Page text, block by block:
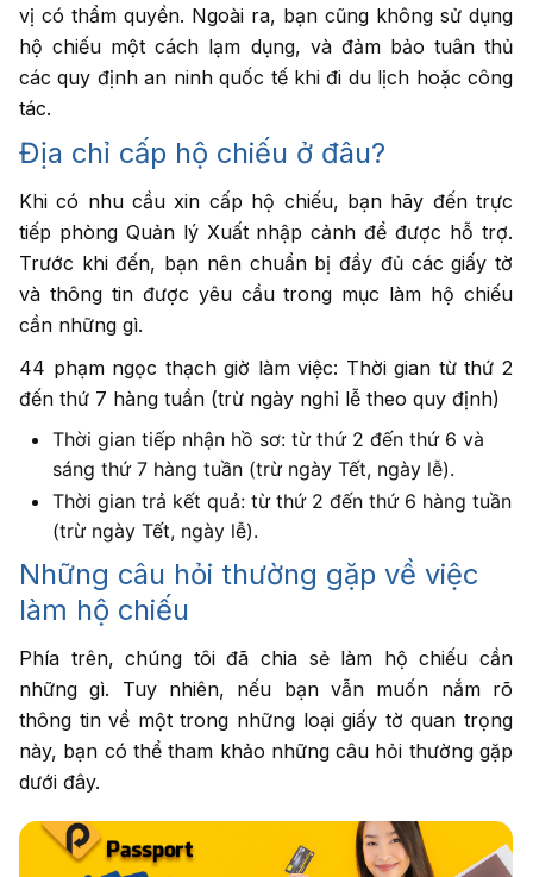
vị có thẩm quyền. Ngoài ra, bạn cũng không sử dụng
hộ chiếu một cách lạm dụng, và đảm bảo tuân thủ
các quy định an ninh quốc tế khi đi du lịch hoặc công
tác.
Địa chỉ cấp hộ chiếu ở đâu?
Khi có nhu cầu xin cấp hộ chiếu, bạn hãy đến trực
tiếp phòng Quản lý Xuất nhập cảnh để được hỗ trợ.
Trước khi đến, bạn nên chuẩn bị đầy đủ các giấy tờ
và thông tin được yêu cầu trong mục làm hộ chiếu
cần những gì.
44 phạm ngọc thạch giờ làm việc: Thời gian từ thứ 2
đến thứ 7 hàng tuần (trừ ngày nghỉ lễ theo quy định)
Thời gian tiếp nhận hồ sơ: từ thứ 2 đến thứ 6 và
sáng thứ 7 hàng tuần (trừ ngày Tết, ngày lễ).
Thời gian trả kết quả: từ thứ 2 đến thứ 6 hàng tuần
(trừ ngày Tết, ngày lễ).
Những câu hỏi thường gặp về việc
làm hộ chiếu
Phía trên, chúng tôi đã chia sẻ làm hộ chiếu cần
những gì. Tuy nhiên, nếu bạn vẫn muốn nắm rõ
thông tin về một trong những loại giấy tờ quan trọng
này, bạn có thể tham khảo những câu hỏi thường gặp
dưới đây.